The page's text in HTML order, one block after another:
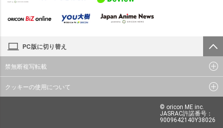
PC版に切り替え
禁無断複写転載
クッキーの使用について
© oricon ME inc.
JASRAC許諾番号：
9009642140Y38026